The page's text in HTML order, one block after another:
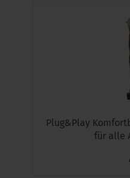
Plug&Play
für alle